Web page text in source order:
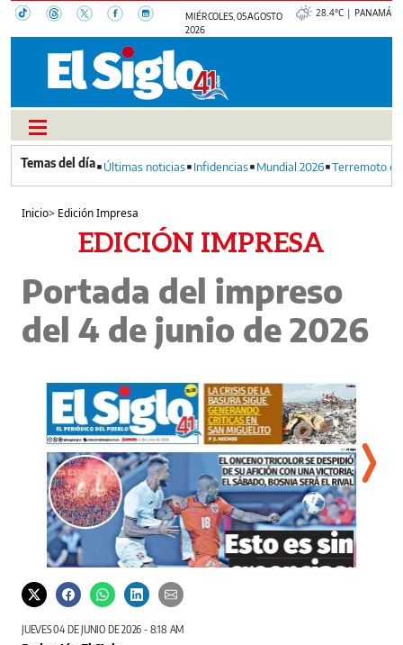
MIÉRCOLES, 05 AGOSTO
2026
28.4°C | PANAMÁ
Últimas noticias Infidencias Mundial 2026 Terremoto
Inicio> Edición Impresa
EDICIÓN IMPRESA
Portada del impreso
del 4 de junio de 2026
JUEVES 04 DE JUNIO DE 2026 - 8:18 AM